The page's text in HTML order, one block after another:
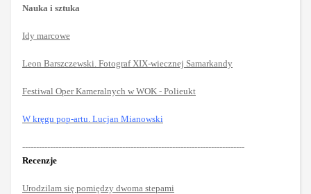
Nauka i sztuka
Idy marcowe
Leon Barszczewski. Fotograf XIX-wiecznej Samarkandy
Festiwal Oper Kameralnych w WOK - Polieukt
W kręgu pop-artu. Lucjan Mianowski
--------------------------------------------------------------------------------
Recenzje
Urodzilam się pomiędzy dwoma stepami